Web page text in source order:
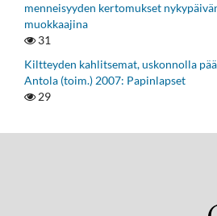
menneisyyden kertomukset
muokkaajina
31
Kiltteyden kahlitsemat, uskonnolla
Antola (toim.) 2007: Papinlapset
29